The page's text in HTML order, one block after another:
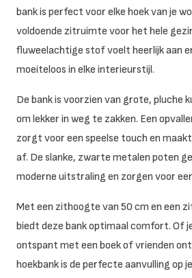
bank is perfect voor elke hoek van je
voldoende zitruimte voor het hele
fluweelachtige stof voelt heerlijk aan
moeiteloos in elke interieurstijl.
De bank is voorzien van grote, pluche
om lekker in weg te zakken. Een
zorgt voor een speelse touch en
af. De slanke, zwarte metalen poten
moderne uitstraling en zorgen voor
Met een zithoogte van 50 cm en een
biedt deze bank optimaal comfort. Of
ontspant met een boek of vrienden
hoekbank is de perfecte aanvulling op